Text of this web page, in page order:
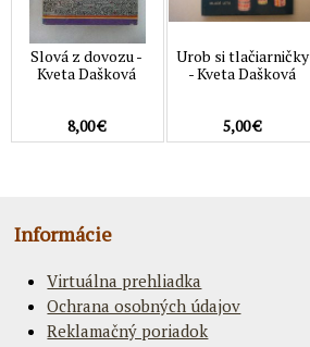
Slová z dovozu -
Kveta Dašková
8,00 €
Urob si tlačiarničky
- Kveta Dašková
5,00 €
Informácie
Virtuálna prehliadka
Ochrana osobných údajov
Reklamačný poriadok